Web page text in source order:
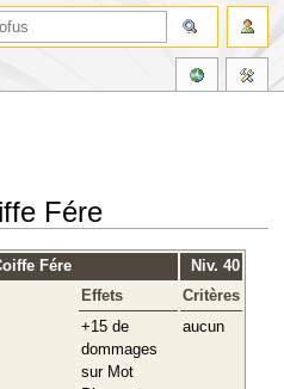
Fére
Fére
Niv. 40
Effets
Critères
+15 de
dommages
sur Mot
aucun